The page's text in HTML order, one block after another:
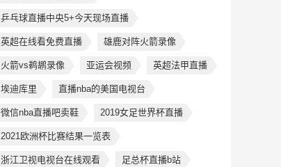
乒乓球直播中央5+今天现场直播
英超在线看免费直播 雄鹿对阵火箭录像
火箭vs鹈鹕录像 亚运会视频 英超法甲直播
埃迪库里 直播nba的美国电视台
微信nba直播吧卖鞋 2019女足世界杯直播
2021欧洲杯比赛结果一览表
浙江卫视电视台在线观看 足总杯直播b站